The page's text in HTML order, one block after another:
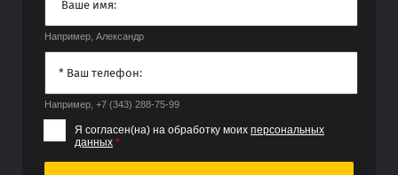
Например, Александр
Например, +7 (343) 288-75-99
Я согласен(на) на обработку моих персональных
данных *